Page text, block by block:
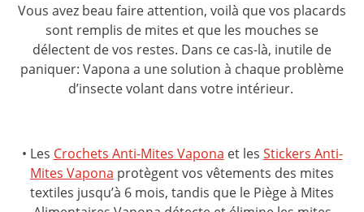
Vous avez beau faire attention, voilà que vos placards
sont remplis de mites et que les mouches se
délectent de vos restes. Dans ce cas-là, inutile de
paniquer: Vapona a une solution à chaque problème
d’insecte volant dans votre intérieur.
• Les Crochets Anti-Mites Vapona et les Stickers Anti-
Mites Vapona protègent vos vêtements des mites
textiles jusqu’à 6 mois, tandis que le Piège à Mites